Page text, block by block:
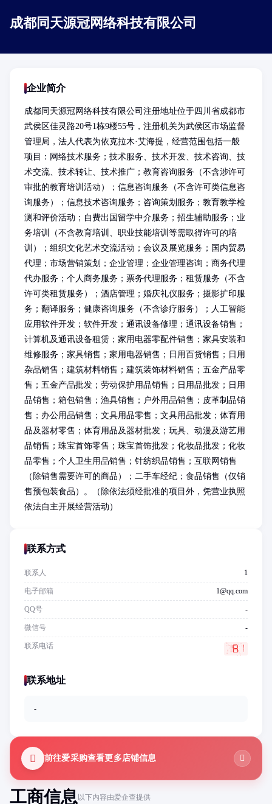
成都同天源冠网络科技有限公司
工商信息以下内容由爱企查提供
企业简介
成都同天源冠网络科技有限公司注册地址位于四川省成都市
武侯区佳灵路20号1栋9楼55号，注册机关为武侯区市场监督
管理局，法人代表为依克拉木·艾海提，经营范围包括一般
项目：网络技术服务；技术服务、技术开发、技术咨询、技
术交流、技术转让、技术推广；教育咨询服务（不含涉许可
审批的教育培训活动）；信息咨询服务（不含许可类信息咨
询服务）；信息技术咨询服务；咨询策划服务；教育教学检
测和评价活动；自费出国留学中介服务；招生辅助服务；业
务培训（不含教育培训、职业技能培训等需取得许可的培
训）；组织文化艺术交流活动；会议及展览服务；国内贸易
代理；市场营销策划；企业管理；企业管理咨询；商务代理
代办服务；个人商务服务；票务代理服务；租赁服务（不含
许可类租赁服务）；酒店管理；婚庆礼仪服务；摄影扩印服
务；翻译服务；健康咨询服务（不含诊疗服务）；人工智能
应用软件开发；软件开发；通讯设备修理；通讯设备销售；
计算机及通讯设备租赁；家用电器零配件销售；家具安装和
维修服务；家具销售；家用电器销售；日用百货销售；日用
杂品销售；建筑材料销售；建筑装饰材料销售；五金产品零
售；五金产品批发；劳动保护用品销售；日用品批发；日用
品销售；箱包销售；渔具销售；户外用品销售；皮革制品销
售；办公用品销售；文具用品零售；文具用品批发；体育用
品及器材零售；体育用品及器材批发；玩具、动漫及游艺用
品销售；珠宝首饰零售；珠宝首饰批发；化妆品批发；化妆
品零售；个人卫生用品销售；针纺织品销售；互联网销售
（除销售需要许可的商品）；二手车经纪；食品销售（仅销
售预包装食品）。（除依法须经批准的项目外，凭营业执照
依法自主开展经营活动）
联系方式
联系人 1
电子邮箱 1@qq.com
QQ号 -
微信号 -
联系电话
联系地址
-
前往爱采购查看更多店铺信息